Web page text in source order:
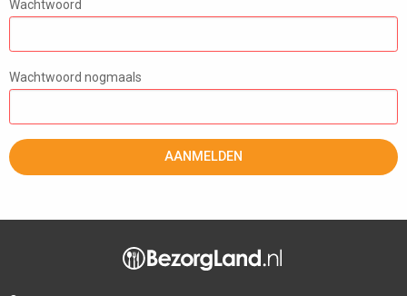
Wachtwoord
Wachtwoord nogmaals
AANMELDEN